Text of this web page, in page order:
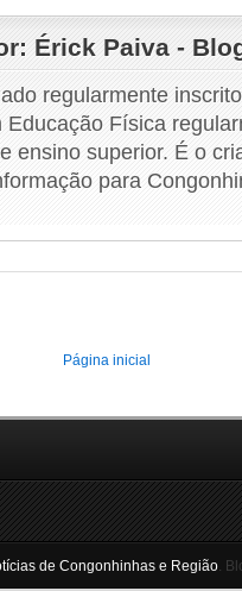
Érick Paiva -
regularmente
Educação Física
ensino superior. É o
para
Página inicial
de Congonhinhas e Região.